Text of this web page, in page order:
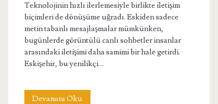
Teknolojinin hızlı ilerlemesiyle birlikte iletişim
biçimleri de dönüşüme uğradı. Eskiden sadece
metin tabanlı mesajlaşmalar mümkünken,
bugünlerde görüntülü canlı sohbetler insanlar
arasındaki iletişimi daha samimi bir hale getirdi.
Eskişehir, bu yenilikçi…
Devamını OkuEskişehir